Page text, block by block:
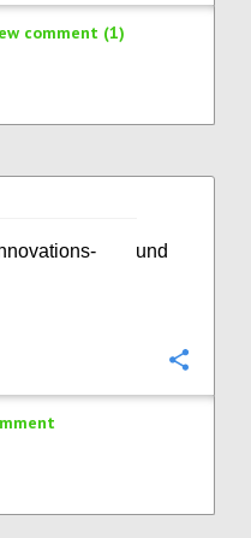
comment (1)
und